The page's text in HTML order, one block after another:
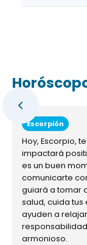
Escorpión
Hoy, Escorpio,
impactará
es un buen
comunicarte
guiará a tomar
salud, cuida
ayuden a
armonioso.